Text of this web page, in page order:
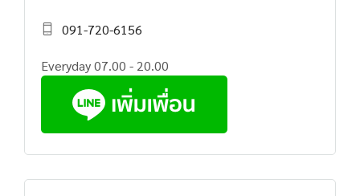
091-720-6156
Everyday 07.00 - 20.00